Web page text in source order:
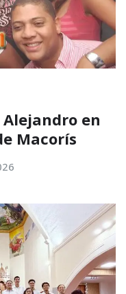
Alejandro en
Macorís